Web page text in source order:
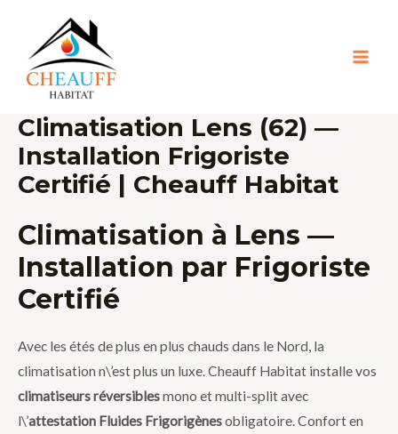
contenu
Climatisation Lens (62) —
Installation Frigoriste
Certifié | Cheauff Habitat
Climatisation à Lens —
Installation par Frigoriste
Certifié
Avec les étés de plus en plus chauds dans le Nord, la
climatisation n\’est plus un luxe. Cheauff Habitat installe vos
climatiseurs réversiblesmono et multi-split avec
l\’attestation Fluides Frigorigènesobligatoire. Confort en